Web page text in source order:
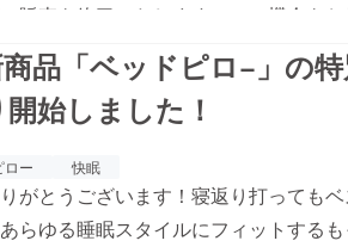
販売を終了いたします。この機会を
jp.com/collections/big-sale
品「ベッドピロ−」の
始しました！
ロー 快眠
がとうございます！寝返り打っても
らゆる睡眠スタイルにフィットするも